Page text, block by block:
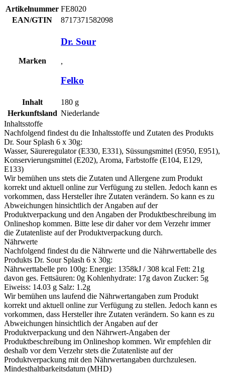
Artikelnummer FE8020
EAN/GTIN
8717371582098
Marken
Dr. Sour
,
Felko
Inhalt 180 g
Herkunftsland Niederlande
Inhaltsstoffe
Nachfolgend findest du die Inhaltsstoffe und Zutaten des Produkts
Dr. Sour Splash 6 x 30g:
Wasser, Säureregulator (E330, E331), Süssungsmittel (E950, E951),
Konservierungsmittel (E202), Aroma, Farbstoffe (E104, E129,
E133)
Wir bemühen uns stets die Zutaten und Allergene zum Produkt
korrekt und aktuell online zur Verfügung zu stellen. Jedoch kann es
vorkommen, dass Hersteller ihre Zutaten verändern. So kann es zu
Abweichungen hinsichtlich der Angaben auf der
Produktverpackung und den Angaben der Produktbeschreibung im
Onlineshop kommen. Bitte lese dir daher vor dem Verzehr immer
die Zutatenliste auf der Produktverpackung durch.
Nährwerte
Nachfolgend findest du die Nährwerte und die Nährwerttabelle des
Produkts Dr. Sour Splash 6 x 30g:
Nährwerttabelle pro 100g: Energie: 1358kJ / 308 kcal Fett: 21g
davon ges. Fettsäuren: 0g Kohlenhydrate: 17g davon Zucker: 5g
Eiweiss: 14.03 g Salz: 1.2g
Wir bemühen uns laufend die Nährwertangaben zum Produkt
korrekt und aktuell online zur Verfügung zu stellen. Jedoch kann es
vorkommen, dass Hersteller ihre Zutaten verändern. So kann es zu
Abweichungen hinsichtlich der Angaben auf der
Produktverpackung und den Nährwert-Angaben der
Produktbeschreibung im Onlineshop kommen. Wir empfehlen dir
deshalb vor dem Verzehr stets die Zutatenliste auf der
Produktverpackung mit den Nährwertangaben durchzulesen.
Mindesthaltbarkeitsdatum (MHD)